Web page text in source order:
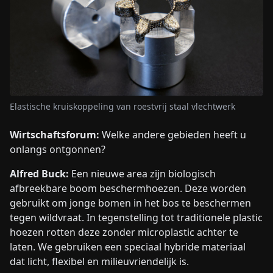
Elastische kruiskoppeling van roestvrij staal vlechtwerk
Wirtschaftsforum: Welke andere gebieden heeft u
onlangs ontgonnen?
Alfred Buck: Een nieuwe area zijn biologisch
afbreekbare boom beschermhoezen. Deze worden
gebruikt om jonge bomen in het bos te beschermen
tegen wildvraat. In tegenstelling tot traditionele plastic
hoezen rotten deze zonder microplastic achter te
laten. We gebruiken een speciaal hybride materiaal
dat licht, flexibel en milieuvriendelijk is.